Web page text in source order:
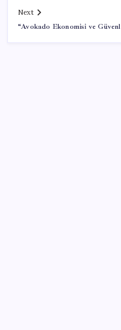
Next
“Avokado Ekonomisi ve